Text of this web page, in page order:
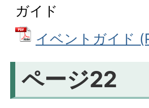
ガイド
イベントガイド
ページ22